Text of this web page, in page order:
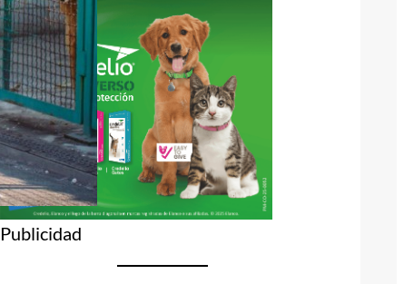
Publicidad